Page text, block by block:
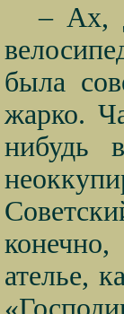
– Ах,
была
жарко.
нибудь
ателье,